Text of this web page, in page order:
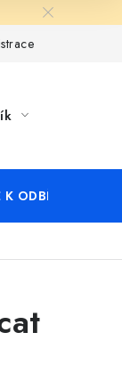
ODBĚRU